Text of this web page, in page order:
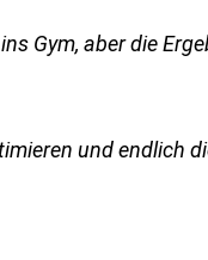
Gym, aber die
und endlich